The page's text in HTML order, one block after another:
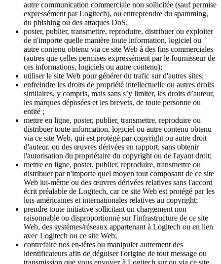
autre communication commerciale non sollicitée (sauf permise
expressément par Logitech), ou entreprendre du spamming,
du phishing ou des attaques DoS;
poster, publier, transmettre, reproduire, distribuer ou exploiter
de n'importe quelle manière toute information, logiciel ou
autre contenu obtenu via ce site Web à des fins commerciales
(autres que celles permises expressément par le fournisseur de
ces informations, logiciels ou autre contenu);
utiliser le site Web pour générer du trafic sur d'autres sites;
enfreindre les droits de propriété intellectuelle ou autres droits
similaires, y compris, mais sans s’y limiter, les droits d’auteur,
les marques déposées et les brevets, de toute personne ou
entité ;
mettre en ligne, poster, publier, transmettre, reproduire ou
distribuer toute information, logiciel ou autre contenu obtenu
via ce site Web, qui est protégé par copyright ou autre droit
d'auteur, ou des œuvres dérivées en rapport, sans obtenir
l'autorisation du propriétaire du copyright ou de l'ayant droit;
mettre en ligne, poster, publier, reproduire, transmettre ou
distribuer par n'importe quel moyen tout composant de ce site
Web lui-même ou des œuvres dérivées relatives sans l'accord
écrit préalable de Logitech, car ce site Web est protégé par les
lois américaines et internationales relatives au copyright;
prendre toute initiative sollicitant un chargement non
raisonnable ou disproportionné sur l'infrastructure de ce site
Web, des systèmes/réseaux appartenant à Logitech ou en lien
avec Logitech ou ce site Web;
contrefaire nos en-têtes ou manipuler autrement des
identificateurs afin de déguiser l'origine de tout message ou
transmission que vous envoyez à Logitech sur ou via ce site